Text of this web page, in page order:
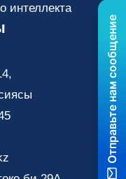
интеллекта
Отправьте нам сообщение